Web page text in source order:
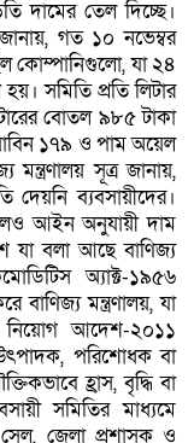
দামের তেল দিচ্ছে।
গত ১০ নভেম্বর
কোম্পানিগুলো, যা ২৪
সমিতি প্রতি লিটার
বোতল ৯৮৫ টাকা
১৭৯ ও পাম অয়েল
মন্ত্রণালয় সূত্র জানায়,
ব্যবসায়ীদের।
আইন অনুযায়ী দাম
যা বলা আছে বাণিজ্য
অ্যাক্ট-১৯৫৬
মন্ত্রণালয়, যা
নিয়োগ আদেশ-২০১১
পরিশোধক বা
হ্রাস, বৃদ্ধি বা
সমিতির মাধ্যমে
জেলা প্রশাসক ও